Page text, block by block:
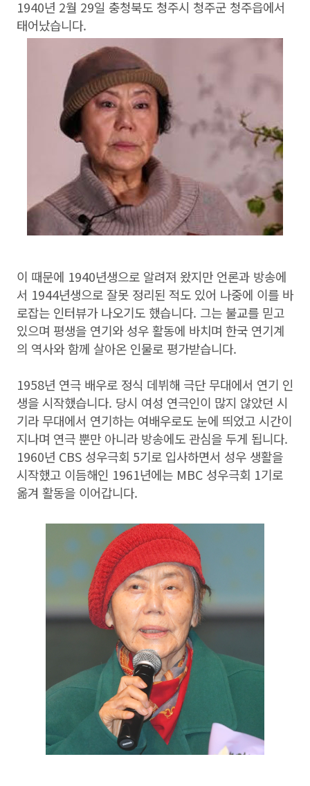
1940년 2월 29일 충청북도 청주시 청주군 청주읍에서
태어났습니다.
이 때문에 1940년생으로 알려져 왔지만 언론과 방송에
서 1944년생으로 잘못 정리된 적도 있어 나중에 이를 바
로잡는 인터뷰가 나오기도 했습니다. 그는 불교를 믿고
있으며 평생을 연기와 성우 활동에 바치며 한국 연기계
의 역사와 함께 살아온 인물로 평가받습니다.
1958년 연극 배우로 정식 데뷔해 극단 무대에서 연기 인
생을 시작했습니다. 당시 여성 연극인이 많지 않았던 시
기라 무대에서 연기하는 여배우로도 눈에 띄었고 시간이
지나며 연극 뿐만 아니라 방송에도 관심을 두게 됩니다.
1960년 CBS 성우극회 5기로 입사하면서 성우 생활을
시작했고 이듬해인 1961년에는 MBC 성우극회 1기로
옮겨 활동을 이어갑니다.